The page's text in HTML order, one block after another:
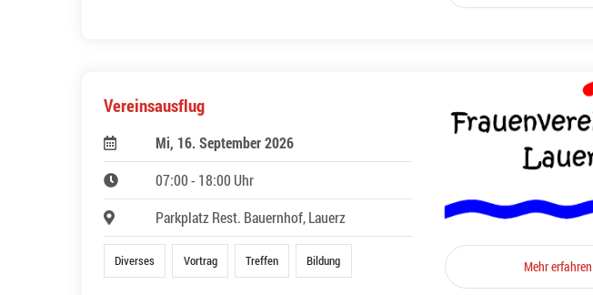
Vereinsausflug
Mi, 16. September 2026
07:00 - 18:00 Uhr
Parkplatz Rest. Bauernhof, Lauerz
Diverses Vortrag Treffen Bildung Mehr erfahren